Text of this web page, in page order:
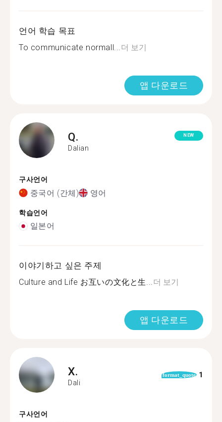
언어 학습 목표
To communicate normall...더 보기
앱 다운로드
Q.
Dalian
NEW
구사언어
중국어 (간체) 영어
학습언어
일본어
이야기하고 싶은 주제
Culture and Life お互いの文化と生...더 보기
앱 다운로드
X.
Dali
format_quote 1
구사언어